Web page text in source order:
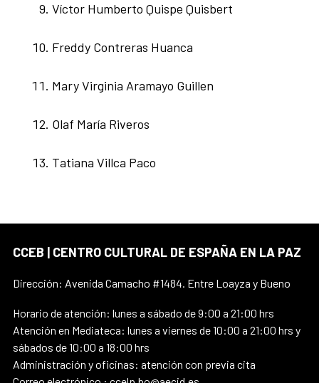
Víctor Humberto Quispe Quisbert
Freddy Contreras Huanca
Mary Virginia Aramayo Guillen
Olaf María Riveros
Tatiana Villca Paco
CCEB | CENTRO CULTURAL DE ESPAÑA EN LA PAZ
Dirección: Avenida Camacho #1484. Entre Loayza y Bueno
Horario de atención: lunes a sábado de 9:00 a 21:00 hrs
Atención en Mediateca: lunes a viernes de 10:00 a 21:00 hrs y
sábados de 10:00 a 18:00 hrs
Administración y oficinas: atención con previa cita